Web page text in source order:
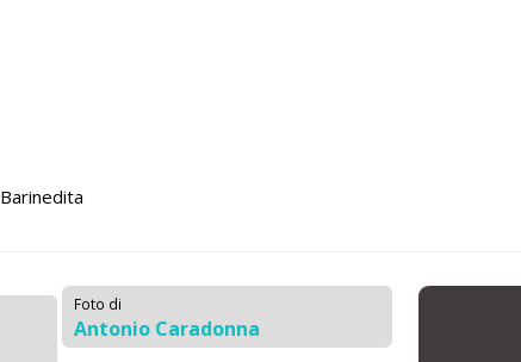
Barinedita
Foto di
Antonio Caradonna